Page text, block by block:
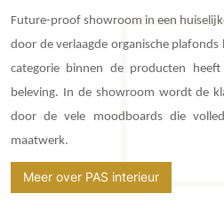
Glas
Interieurbouw
Trappen
Keuken
Keukens
Keukenapparatuur
Zonwering
Buitenshutters
Overig
Autolift
3D visualisaties
Gevel
Tuin wellness
Vloer
Buitenvloeren
Houten buitenvloeren
Natuursteen en keramiek
Vlonders
Buitenkijken
Villa
Future-proof showroom in een
door de verlaagde organische plafonds
categorie binnen de producten
beleving. In de showroom wordt de
door de vele moodboards die
maatwerk.
Meer over PAS interieur